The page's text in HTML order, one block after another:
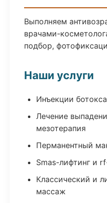
Выполняем
врачами-
подбор,
Наши услуги
Инъекции
Лечение
мезотерапия
Перманентный
Smas-лифтинг и
Классический и
массаж